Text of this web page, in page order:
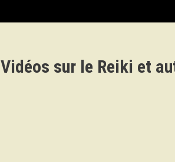
Vidéos sur le Reiki et